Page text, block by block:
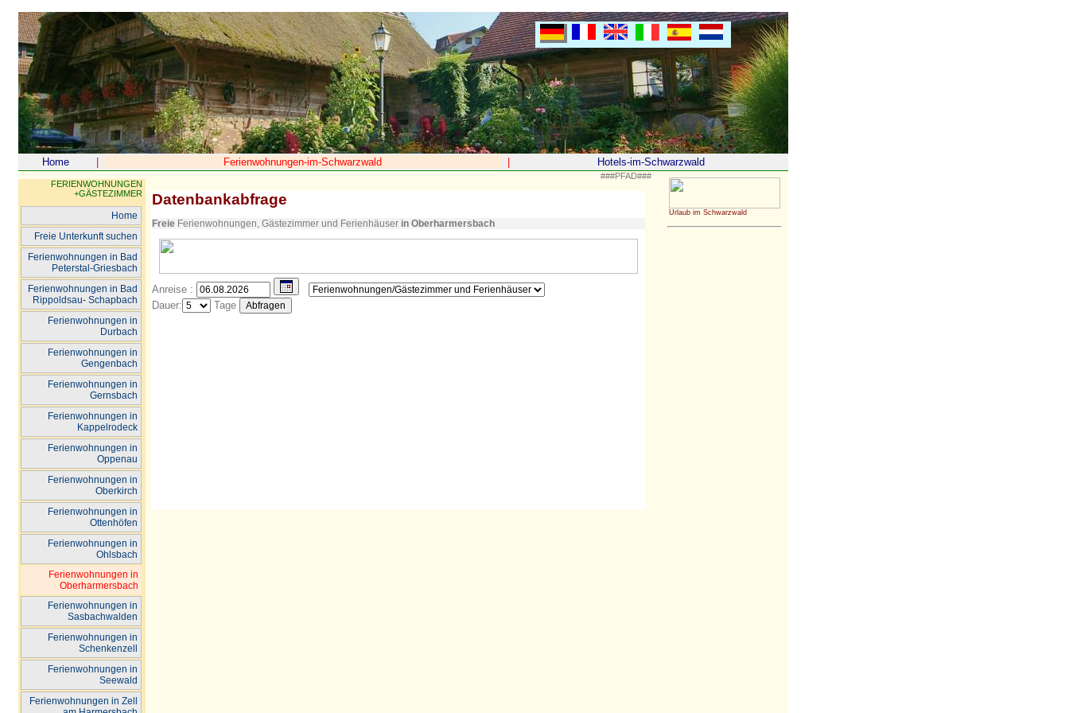
Home Ferienwohnungen-im-Schwarzwald Hotels-im-Schwarzwald
FERIENWOHNUNGEN
+GÄSTEZIMMER
Home
Freie Unterkunft suchen
Ferienwohnungen in Bad
Peterstal-Griesbach
Ferienwohnungen in Bad
Rippoldsau- Schapbach
Ferienwohnungen in
Durbach
Ferienwohnungen in
Gengenbach
Ferienwohnungen in
Gernsbach
Ferienwohnungen in
Kappelrodeck
Ferienwohnungen in
Oppenau
Ferienwohnungen in
Oberkirch
Ferienwohnungen in
Ottenhöfen
Ferienwohnungen in
Ohlsbach
Ferienwohnungen in
Oberharmersbach
Ferienwohnungen in
Sasbachwalden
Ferienwohnungen in
Schenkenzell
Ferienwohnungen in
Seewald
Ferienwohnungen in Zell
###PFAD###
Datenbankabfrage
Freie Ferienwohnungen, Gästezimmer und Ferienhäuser in Oberharmersbach
Anreise :
Dauer:
Tage
Urlaub im Schwarzwald